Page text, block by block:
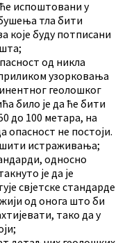
испоштовани у
тла бити
које буду потписани
од никла
узорковања
геолошког
било је да ће бити
до 100 метара, на
опасност не постоји.
истраживања;
односно
је да је
свјетске стандарде
од онога што би
тако да у